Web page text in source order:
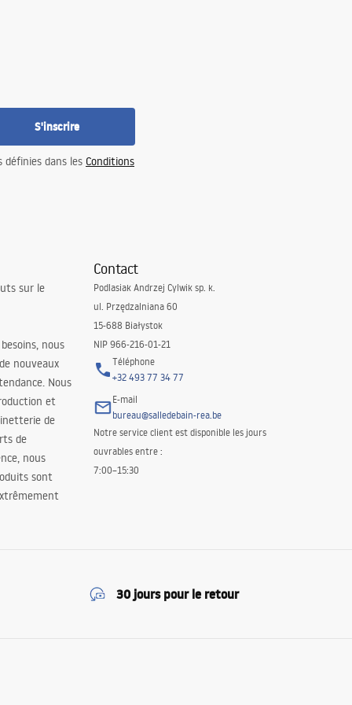
S'inscrire
dans les Conditions
sur le
nous
nouveaux
Nous
et
de
de
nous
sont
Contact
Podlasiak Andrzej Cylwik sp. k.
ul. Przędzalniana 60
15-688 Białystok
NIP 966-216-01-21
Téléphone
+32 493 77 34 77
E-mail
bureau@salledebain-rea.be
Notre service client est disponible les jours
ouvrables entre :
7:00–15:30
30 jours pour le retour